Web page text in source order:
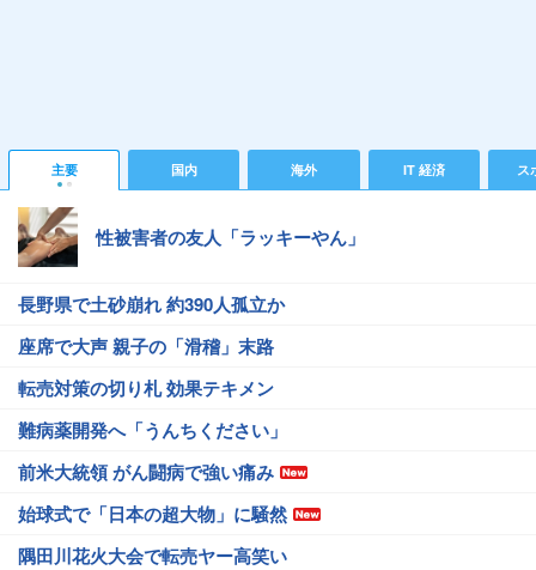
主要 国内 海外 IT 経済 ス
性被害者の友人「ラッキーやん」
長野県で土砂崩れ 約390人孤立か
座席で大声 親子の「滑稽」末路
転売対策の切り札 効果テキメン
難病薬開発へ「うんちください」
前米大統領 がん闘病で強い痛み
始球式で「日本の超大物」に騒然
隅田川花火大会で転売ヤー高笑い